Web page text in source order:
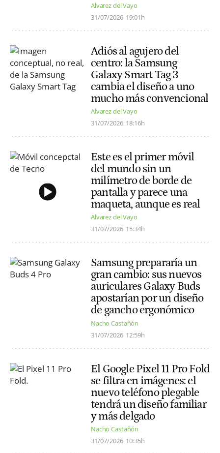
Alvarez del Vayo
31/07/2026 19:01h
Adiós al agujero del
centro: la Samsung
Galaxy Smart Tag 3
cambia el diseño a uno
mucho más convencional
Alvarez del Vayo
31/07/2026 18:16h
Este es el primer móvil
del mundo sin un
milímetro de borde de
pantalla y parece una
maqueta, aunque es real
Alvarez del Vayo
31/07/2026 15:34h
Samsung prepararía un
gran cambio: sus nuevos
auriculares Galaxy Buds
apostarían por un diseño
de gancho ergonómico
Nacho Castañón
31/07/2026 12:59h
El Google Pixel 11 Pro Fold
se filtra en imágenes: el
nuevo teléfono plegable
tendrá un diseño familiar
y más delgado
Nacho Castañón
31/07/2026 10:35h